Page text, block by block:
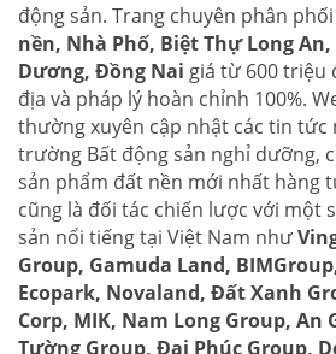
động sản. Trang chuyên phân
nền, Nhà Phố, Biệt Thự Long An,
Dương, Đồng Nai giá từ 600 triệu
địa và pháp lý hoàn chỉnh 100%.
thường xuyên cập nhật các tin tức
trường Bất động sản nghỉ dưỡng,
sản phẩm đất nền mới nhất hàng
cũng là đối tác chiến lược với một
sản nổi tiếng tại Việt Nam như
Group, Gamuda Land,
Ecopark, Novaland, Đất Xanh
Corp, MIK, Nam Long Group, An
Tường Group, Đại Phúc Group,